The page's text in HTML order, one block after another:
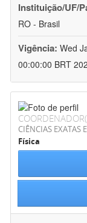
Instituição/UF/
RO - Brasil
Vigência: Wed
00:00:00 BRT
CIÊNCIAS EXATAS
Física